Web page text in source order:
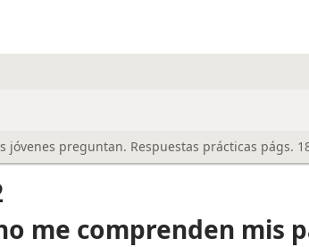
jóvenes preguntan. Respuestas prácticas págs.
me comprenden mis